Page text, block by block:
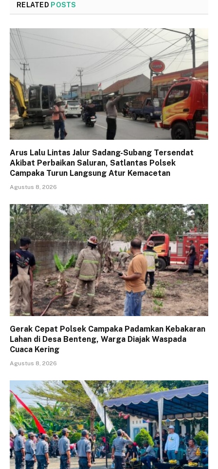
RELATED POSTS
Arus Lalu Lintas Jalur Sadang-Subang Tersendat
Akibat Perbaikan Saluran, Satlantas Polsek
Campaka Turun Langsung Atur Kemacetan
Agustus 8, 2026
Gerak Cepat Polsek Campaka Padamkan Kebakaran
Lahan di Desa Benteng, Warga Diajak Waspada
Cuaca Kering
Agustus 8, 2026